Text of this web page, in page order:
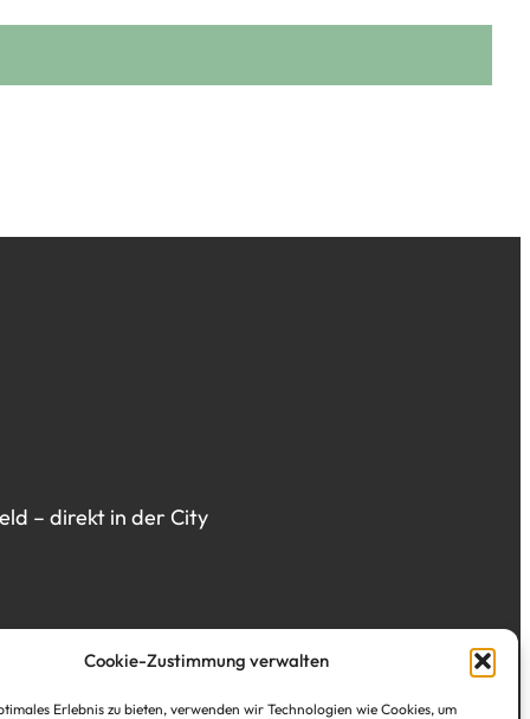
Cookie-Zustimmung verwalten
Erlebnis zu bieten, verwenden wir Technologien wie Cookies, um
– direkt in der City